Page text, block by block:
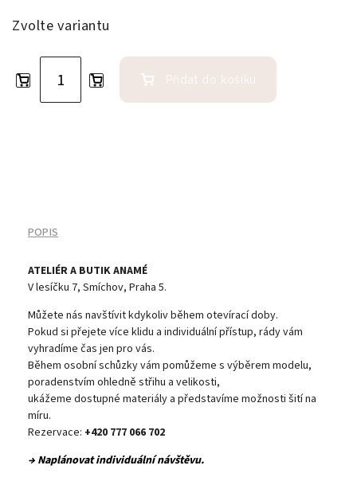
Zvolte variantu
Přidat do košíku
POPIS
ATELIÉR A BUTIK ANAMÉ
V lesíčku 7, Smíchov, Praha 5.
Můžete nás navštívit kdykoliv během otevírací doby.
Pokud si přejete více klidu a individuální přístup, rády vám
vyhradíme čas jen pro vás.
Během osobní schůzky vám pomůžeme s výběrem modelu,
poradenstvím ohledně střihu a velikosti,
ukážeme dostupné materiály a představíme možnosti šití na
míru.
Rezervace: +420 777 066 702
→ Naplánovat individuální návštěvu.